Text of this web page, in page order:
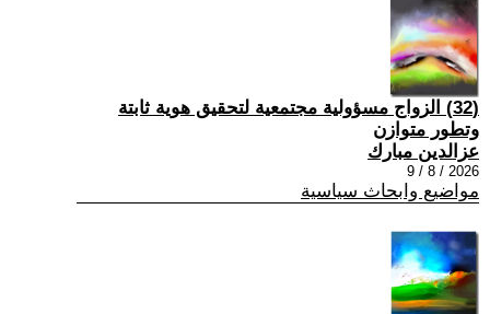
(32) الزواج مسؤولية مجتمعية لتحقيق هوية ثابتة
وتطور متوازن
عزالدين مبارك
2026 / 8 / 9
مواضيع وابحاث سياسية